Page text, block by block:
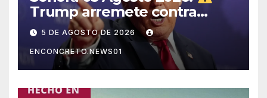
Trump arremete contra
México, Canadá y otras
potencias por supuestos
abusos comerciales
5 DE AGOSTO DE 2026
ENCONCRETO.NEWS01